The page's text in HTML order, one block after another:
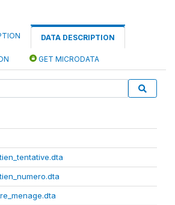
DATA DESCRIPTION
GET MICRODATA